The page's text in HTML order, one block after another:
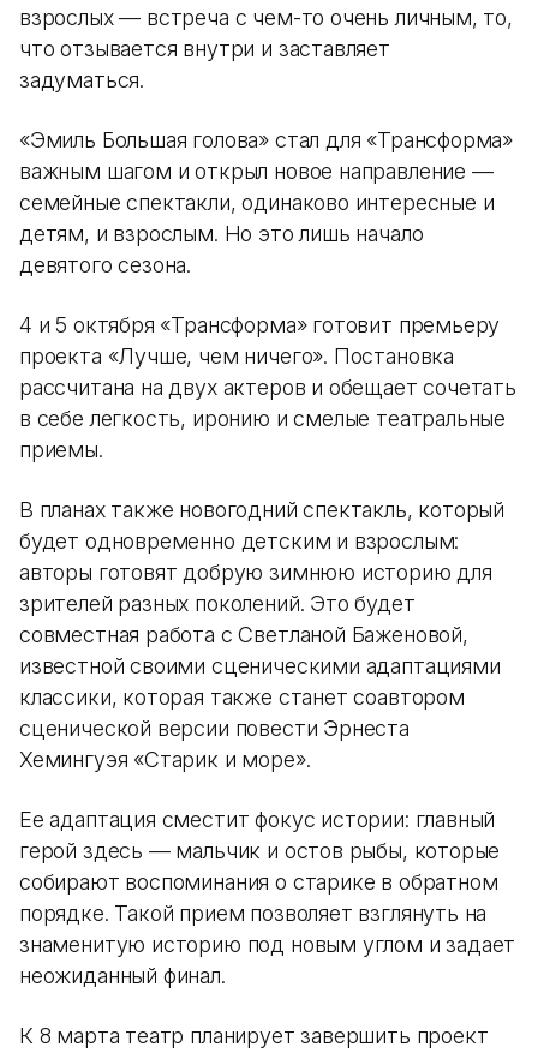
взрослых — встреча с чем-то очень личным, то,
что отзывается внутри и заставляет
задуматься.
«Эмиль Большая голова» стал для «Трансформа»
важным шагом и открыл новое направление —
семейные спектакли, одинаково интересные и
детям, и взрослым. Но это лишь начало
девятого сезона.
4 и 5 октября «Трансформа» готовит премьеру
проекта «Лучше, чем ничего». Постановка
рассчитана на двух актеров и обещает сочетать
в себе легкость, иронию и смелые театральные
приемы.
В планах также новогодний спектакль, который
будет одновременно детским и взрослым:
авторы готовят добрую зимнюю историю для
зрителей разных поколений. Это будет
совместная работа с Светланой Баженовой,
известной своими сценическими адаптациями
классики, которая также станет соавтором
сценической версии повести Эрнеста
Хемингуэя «Старик и море».
Ее адаптация сместит фокус истории: главный
герой здесь — мальчик и остов рыбы, которые
собирают воспоминания о старике в обратном
порядке. Такой прием позволяет взглянуть на
знаменитую историю под новым углом и задает
неожиданный финал.
К 8 марта театр планирует завершить проект